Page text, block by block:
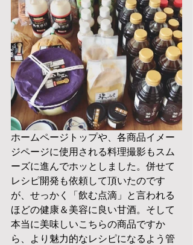
ホームページトップや、各商品イメー
ジページに使用される料理撮影もスム
ーズに進んでホッとしました。併せて
レシピ開発も依頼して頂いたのです
が、せっかく「飲む点滴」と言われる
ほどの健康＆美容に良い甘酒。そして
本当に美味しいこちらの商品ですか
ら、より魅力的なレシピになるよう管